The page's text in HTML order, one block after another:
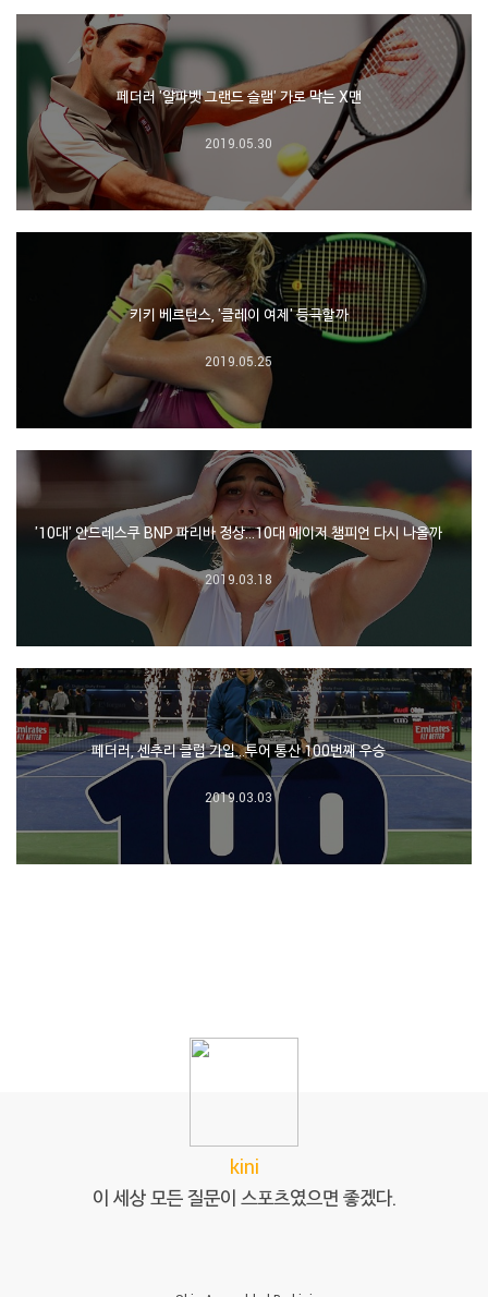
페더러 '알파벳 그랜드 슬램' 가로 막는 X맨
2019.05.30
키키 베르턴스, '클레이 여제' 등극할까
2019.05.25
'10대' 안드레스쿠 BNP 파리바 정상…10대 메이저 챔피언 다시 나올까
2019.03.18
페더러, 센추리 클럽 가입…투어 통산 100번째 우승
2019.03.03
kini
이 세상 모든 질문이 스포츠였으면 좋겠다.